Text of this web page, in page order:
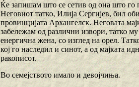
Ќе запишам што се сетив од она што
Неговиот татко, Илија Сергијев, бил
провинцијата Архангелск. Неговата
забележам од различни извори, татко
енергична жена, со изглед на орел.
кој го наследил и синот, а од мајката
ракописот.
Во семејството имало и девојчиња.